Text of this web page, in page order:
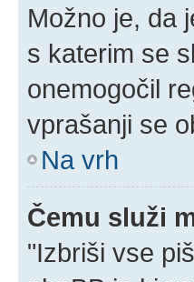
Možno je, da
s katerim se
onemogočil
vprašanji se
Na vrh
Čemu služi
"Izbriši vse